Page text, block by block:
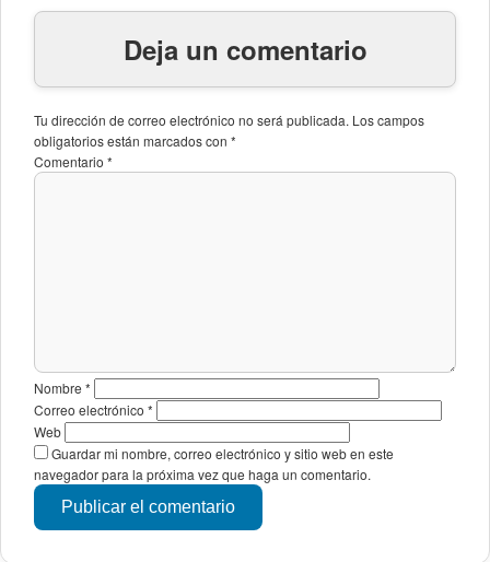
Deja un comentario
Tu dirección de correo electrónico no será publicada. Los campos
obligatorios están marcados con *
Comentario *
Nombre *
Correo electrónico *
Web
Guardar mi nombre, correo electrónico y sitio web en este
navegador para la próxima vez que haga un comentario.